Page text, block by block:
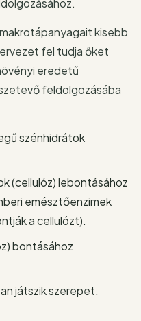
kisebb
fel tudja őket
eredetű
feldolgozásába
szénhidrátok
(cellulóz) lebontásához
emésztőenzimek
a cellulózt).
bontásához
játszik szerepet.